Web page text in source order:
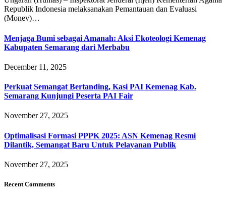
Republik Indonesia melaksanakan Pemantauan dan Evaluasi
(Monev)…
Menjaga Bumi sebagai Amanah: Aksi Ekoteologi Kemenag
Kabupaten Semarang dari Merbabu
December 11, 2025
Perkuat Semangat Bertanding, Kasi PAI Kemenag Kab.
Semarang Kunjungi Peserta PAI Fair
November 27, 2025
Optimalisasi Formasi PPPK 2025: ASN Kemenag Resmi
Dilantik, Semangat Baru Untuk Pelayanan Publik
November 27, 2025
Recent Comments